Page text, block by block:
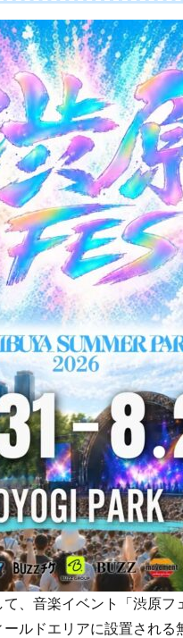
、音楽イベント「渋原
ールドエリアに設置され